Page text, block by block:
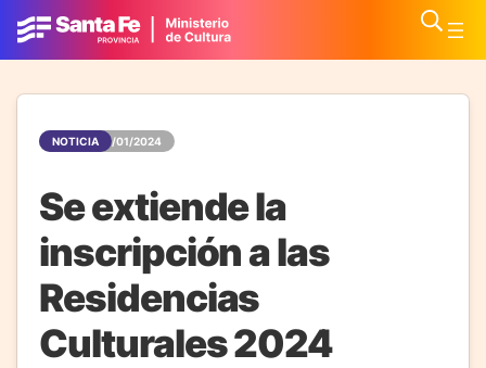
NOTICIA 31/01/2024
Se extiende la
inscripción a las
Residencias
Culturales 2024